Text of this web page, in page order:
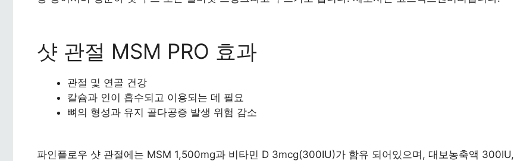
샷 관절 MSM PRO 효과
관절 및 연골 건강
칼슘과 인이 흡수되고 이용되는 데 필요
뼈의 형성과 유지 골다공증 발생 위험 감소
파인플로우 샷 관절에는 MSM 1,500mg과 비타민 D 3mcg(300IU)가 함유 되어있으며, 대보농축액 300IU,